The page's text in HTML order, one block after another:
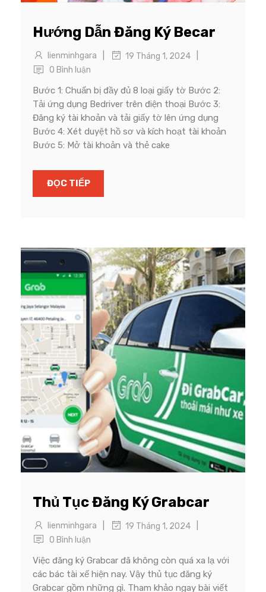
Hướng Dẫn Đăng Ký Becar
lienminhgara 19 Tháng 1, 2024
0 Bình luận
Bước 1: Chuẩn bị đầy đủ 8 loại giấy tờ Bước 2:
Tải ứng dụng Bedriver trên điện thoại Bước 3:
Đăng ký tài khoản và tải giấy tờ lên ứng dụng
Bước 4: Xét duyệt hồ sơ và kích hoạt tài khoản
Bước 5: Mở tài khoản và thẻ cake
ĐỌC TIẾP
Thủ Tục Đăng Ký Grabcar
lienminhgara 19 Tháng 1, 2024
0 Bình luận
Việc đăng ký Grabcar đã không còn quá xa lạ với
các bác tài xế hiện nay. Vậy thủ tục đăng ký
Grabcar gồm những gì. Tham khảo ngay bài viết